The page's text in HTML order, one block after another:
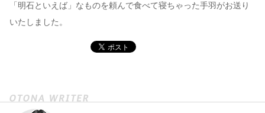
「明石といえば」なものを頼んで食べて寝ちゃった手羽がお送り
いたしました。